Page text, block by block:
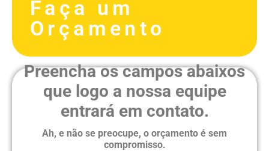
Faça um
Orçamento
Preencha os campos abaixos
que logo a nossa equipe
entrará em contato.
Ah, e não se preocupe, o orçamento é sem
compromisso.